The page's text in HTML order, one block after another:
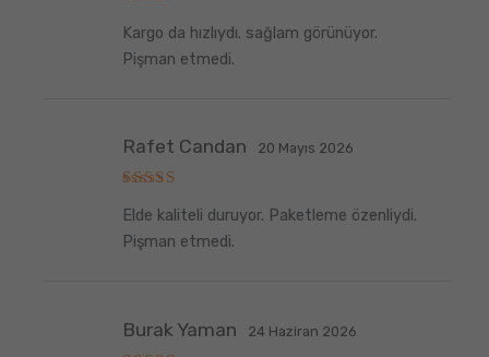
üzerinden
5oy aldı
Kargo da hızlıydı. sağlam görünüyor.
Pişman etmedi.
üzerinden
5oy aldı
Rafet Candan 20 Mayıs 2026
Elde kaliteli duruyor. Paketleme özenliydi.
Pişman etmedi.
Burak Yaman 24 Haziran 2026